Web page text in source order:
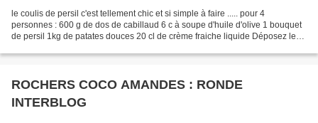
le coulis de persil c'est tellement chic et si simple à faire ..... pour 4
personnes : 600 g de dos de cabillaud 6 c à soupe d'huile d'olive 1 bouquet
de persil 1kg de patates douces 20 cl de crème fraiche liquide Déposez le
ROCHERS COCO AMANDES : RONDE
INTERBLOG